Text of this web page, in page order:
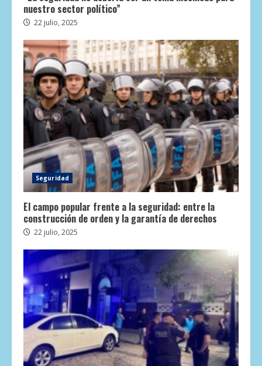
nuestro sector político”
22 julio, 2025
Seguridad
El campo popular frente a la seguridad: entre la
construcción de orden y la garantía de derechos
22 julio, 2025